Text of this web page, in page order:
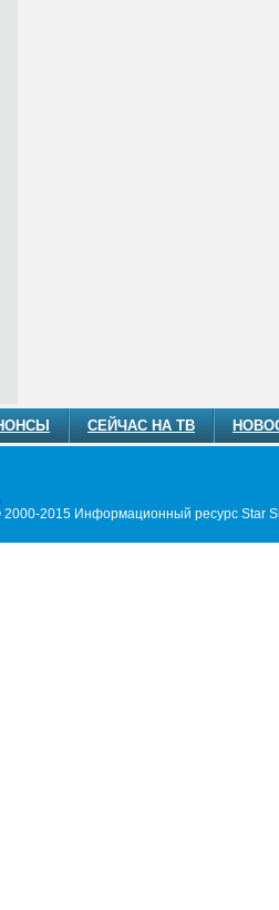
СЕЙЧАС НА ТВ
2000-2015 Информационный ресурс Star